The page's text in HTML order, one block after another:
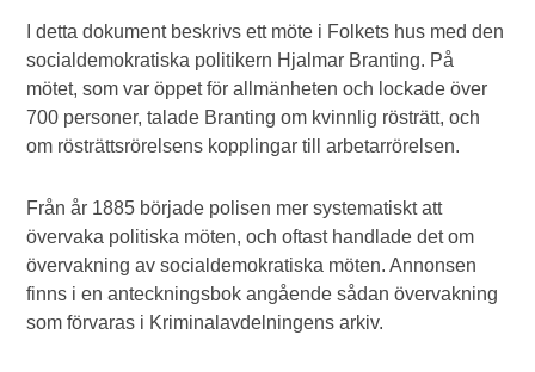
I detta dokument beskrivs ett möte i Folkets hus med den
socialdemokratiska politikern Hjalmar Branting. På
mötet, som var öppet för allmänheten och lockade över
700 personer, talade Branting om kvinnlig rösträtt, och
om rösträttsrörelsens kopplingar till arbetarrörelsen.
Från år 1885 började polisen mer systematiskt att
övervaka politiska möten, och oftast handlade det om
övervakning av socialdemokratiska möten. Annonsen
finns i en anteckningsbok angående sådan övervakning
som förvaras i Kriminalavdelningens arkiv.